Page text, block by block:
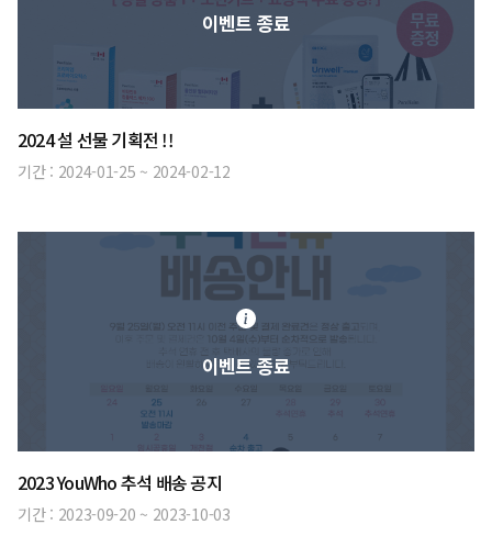
이벤트 종료
2024 설 선물 기획전 !!
기간 : 2024-01-25 ~ 2024-02-12
이벤트 종료
2023 YouWho 추석 배송 공지
기간 : 2023-09-20 ~ 2023-10-03